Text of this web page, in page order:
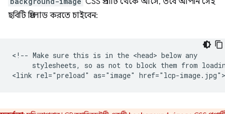
ছবিটি প্রিলোড করতে চাইবেন:
<!-- Make sure this is in the <head> below any
stylesheets, so as not to block them from